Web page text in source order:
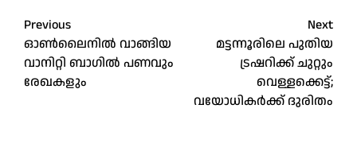
Post
navigation
Previous
ഓൺലൈനിൽ വാങ്ങിയ
വാനിറ്റി ബാഗിൽ പണവും
രേഖകളും
Next
മട്ടന്നൂരിലെ പുതിയ
ട്രഷറിക്ക് ചുറ്റും
വെള്ളക്കെട്ട്;
വയോധികർക്ക് ദുരിതം